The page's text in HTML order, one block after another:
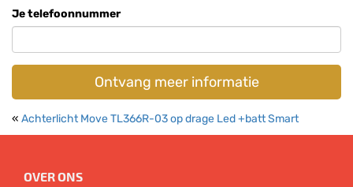
Je telefoonnummer
Ontvang meer informatie
« Achterlicht Move TL366R-03 op drage Led +batt Smart
OVER ONS